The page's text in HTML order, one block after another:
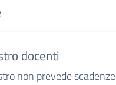
docenti
non prevede scadenze